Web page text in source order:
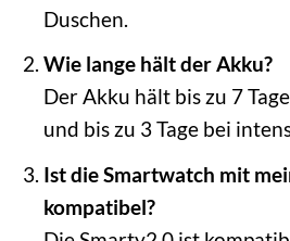
Duschen.
Wie lange hält der Akku?
Der Akku hält bis zu 7
und bis zu 3 Tage bei
Ist die Smartwatch mit
kompatibel?